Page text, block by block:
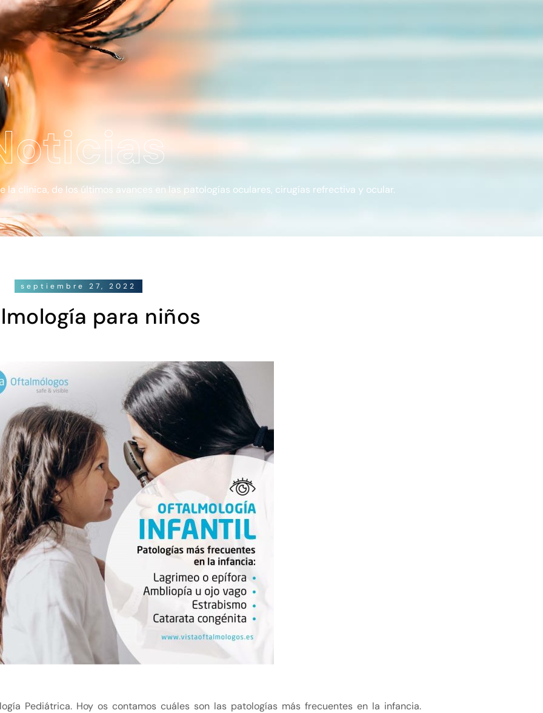
clínica, de los últimos avances en las patologías oculares, cirugías refrectiva y ocular.
septiembre 27, 2022
para niños
Pediátrica. Hoy os contamos cuáles son las patologías más frecuentes en la infancia.